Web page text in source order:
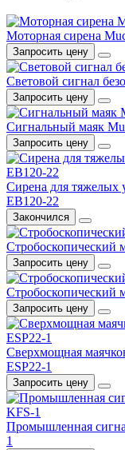
Моторная сирена
Запросить цену
Световой сигнал
Запросить цену
Сигнальный маяк
Запросить цену
Сирена для тяжелых
EB120-22
Закончился
Стробоскопический
Запросить цену
Стробоскопический
Запросить цену
Cверхмощная
ESP22-1
Запросить цену
Промышленная
1